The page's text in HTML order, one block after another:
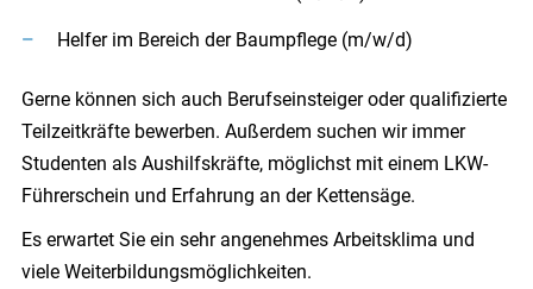
Helfer im Bereich der Baumpflege (m/w/d)
Gerne können sich auch Berufseinsteiger oder qualifizierte
Teilzeitkräfte bewerben. Außerdem suchen wir immer
Studenten als Aushilfskräfte, möglichst mit einem LKW-
Führerschein und Erfahrung an der Kettensäge.
Es erwartet Sie ein sehr angenehmes Arbeitsklima und
viele Weiterbildungsmöglichkeiten.